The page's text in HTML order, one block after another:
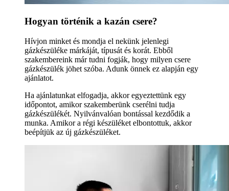
Hogyan történik a kazán csere?
Hívjon minket és mondja el nekünk jelenlegi
gázkészüléke márkáját, típusát és korát. Ebből
szakembereink már tudni fogják, hogy milyen csere
gázkészülék jöhet szóba. Adunk önnek ez alapján egy
ajánlatot.
Ha ajánlatunkat elfogadja, akkor egyeztettünk egy
időpontot, amikor szakemberünk cserélni tudja
gázkészülékét. Nyilvánvalóan bontással kezdődik a
munka. Amikor a régi készüléket elbontottuk, akkor
beépítjük az új gázkészüléket.